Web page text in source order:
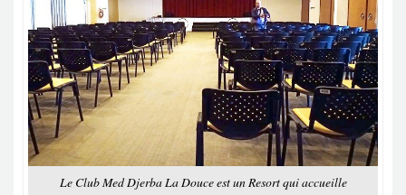
Le Club Med Djerba La Douce est un Resort qui accueille